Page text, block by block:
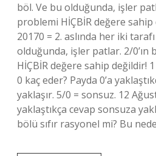
böl. Ve bu olduğunda, işler
problemi HİÇBİR değere
20170 = 2. aslında her iki
olduğunda, işler patlar. 2/0’ın
HİÇBİR değere sahip değildir!
0 kaç eder? Payda 0’a
yaklaşır. 5/0 = sonsuz. 12
yaklaştıkça cevap sonsuza
bölü sıfır rasyonel mi? Bu